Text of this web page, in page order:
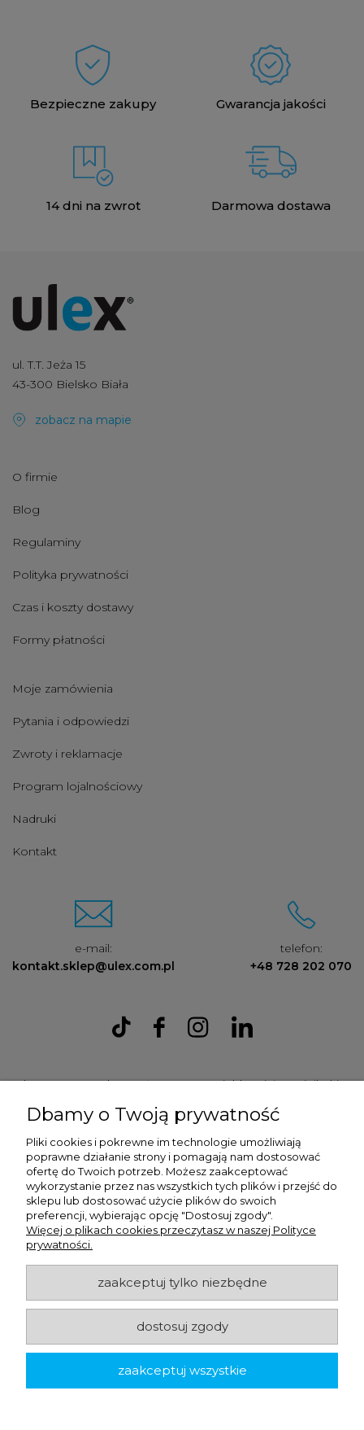
Bezpieczne zakupy Gwarancja jakości
14 dni na zwrot Darmowa dostawa
ul. T.T. Jeża 15
43-300 Bielsko Biała
zobacz na mapie
O firmie
Blog
Regulaminy
Polityka prywatności
Czas i koszty dostawy
Formy płatności
Moje zamówienia
Pytania i odpowiedzi
Zwroty i reklamacje
Program lojalnościowy
Nadruki
Kontakt
e-mail:
kontakt.sklep@ulex.com.pl
telefon:
+48 728 202 070
Ulex Sp. z O.O. , ul. T.T. Jeża 15, 43-300 Bielsko Biała, woj. śląskie,
9372470787
ulex.com.pl © 2026
Made with by
pokaż pełną wersję strony
Dbamy o Twoją prywatność
Pliki cookies i pokrewne im technologie umożliwiają
poprawne działanie strony i pomagają nam dostosować
ofertę do Twoich potrzeb. Możesz zaakceptować
wykorzystanie przez nas wszystkich tych plików i przejść do
sklepu lub dostosować użycie plików do swoich
preferencji, wybierając opcję "Dostosuj zgody".
Więcej o plikach cookies przeczytasz w naszej Polityce
prywatności.
zaakceptuj tylko niezbędne
dostosuj zgody
zaakceptuj wszystkie